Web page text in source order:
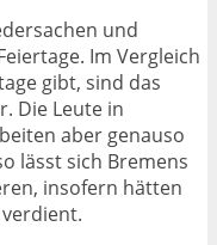
und
Im Vergleich
gibt, sind das
Die Leute in
aber genauso
lässt sich Bremens
insofern hätten